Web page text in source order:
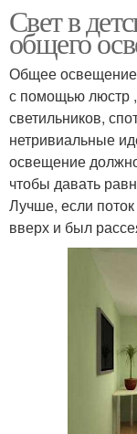
Свет в
общего
Общее освещение
с помощью люстр ,
светильников,
нетривиальные
освещение
чтобы давать
Лучше, если
вверх и был